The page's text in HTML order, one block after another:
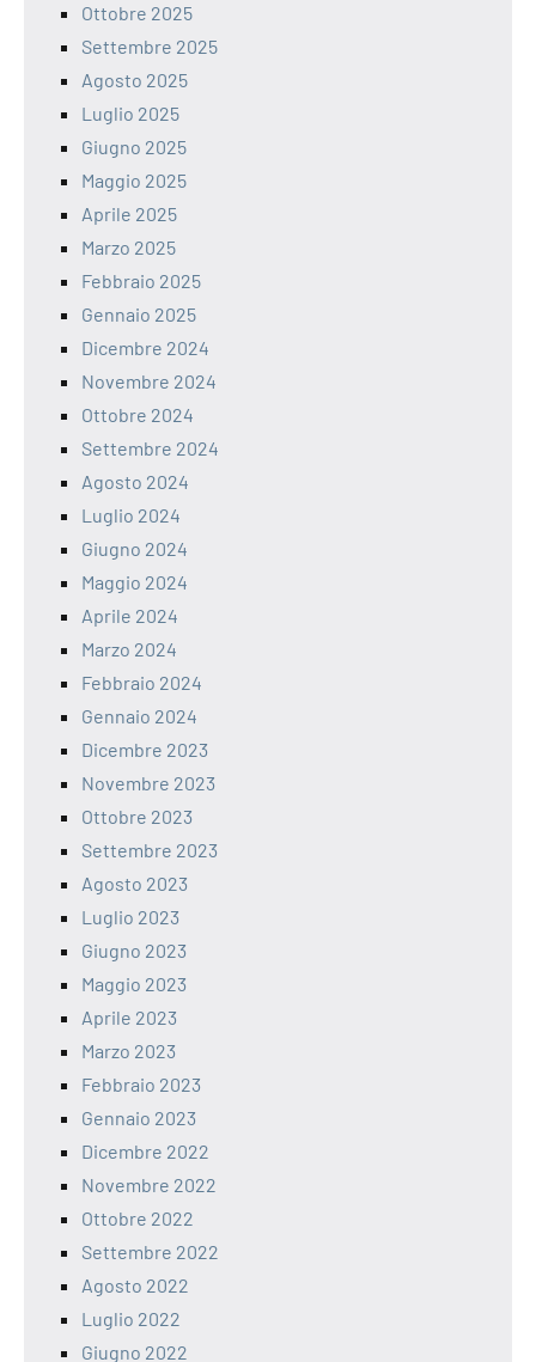
Ottobre 2025
Settembre 2025
Agosto 2025
Luglio 2025
Giugno 2025
Maggio 2025
Aprile 2025
Marzo 2025
Febbraio 2025
Gennaio 2025
Dicembre 2024
Novembre 2024
Ottobre 2024
Settembre 2024
Agosto 2024
Luglio 2024
Giugno 2024
Maggio 2024
Aprile 2024
Marzo 2024
Febbraio 2024
Gennaio 2024
Dicembre 2023
Novembre 2023
Ottobre 2023
Settembre 2023
Agosto 2023
Luglio 2023
Giugno 2023
Maggio 2023
Aprile 2023
Marzo 2023
Febbraio 2023
Gennaio 2023
Dicembre 2022
Novembre 2022
Ottobre 2022
Settembre 2022
Agosto 2022
Luglio 2022
Giugno 2022